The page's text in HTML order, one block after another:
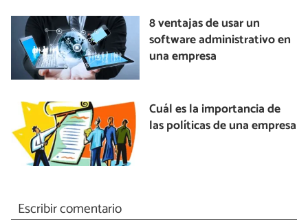
8 ventajas de usar un
software administrativo en
una empresa
Cuál es la importancia de
las políticas de una empresa
Escribir comentario